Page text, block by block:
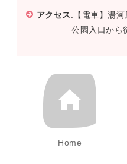
アクセス:【電車】湯河
公園入口から
Home